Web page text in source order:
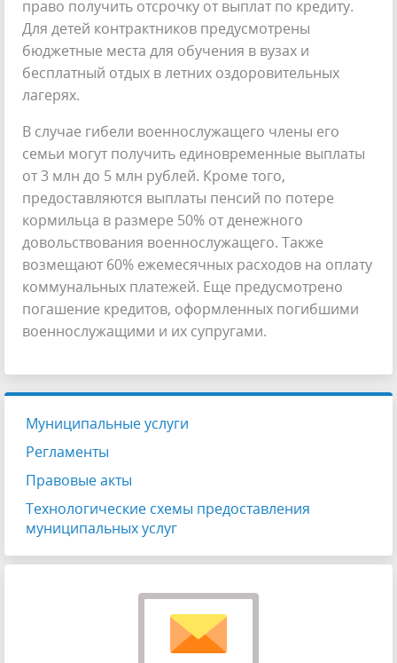
право получить отсрочку от выплат по кредиту.
Для детей контрактников предусмотрены
бюджетные места для обучения в вузах и
бесплатный отдых в летних оздоровительных
лагерях.
В случае гибели военнослужащего члены его
семьи могут получить единовременные выплаты
от 3 млн до 5 млн рублей. Кроме того,
предоставляются выплаты пенсий по потере
кормильца в размере 50% от денежного
довольствования военнослужащего. Также
возмещают 60% ежемесячных расходов на оплату
коммунальных платежей. Еще предусмотрено
погашение кредитов, оформленных погибшими
военнослужащими и их супругами.
Муниципальные услуги
Регламенты
Правовые акты
Технологические схемы предоставления
муниципальных услуг